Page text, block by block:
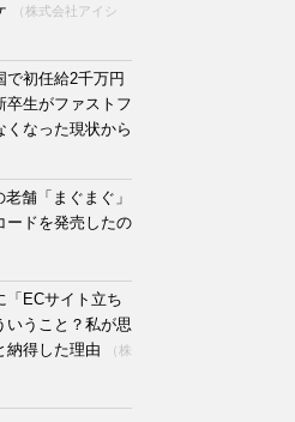
（株式会社アイシ
で初任給2千万円
卒生がファストフ
くなった現状から
舗「まぐまぐ」
ードを発売したの
「ECサイト立ち
いうこと？私が思
納得した理由
（株